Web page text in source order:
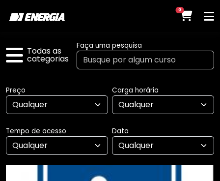
0
Todas as
categorias
Faça uma pesquisa
Preço Carga horária
Tempo de acesso Data